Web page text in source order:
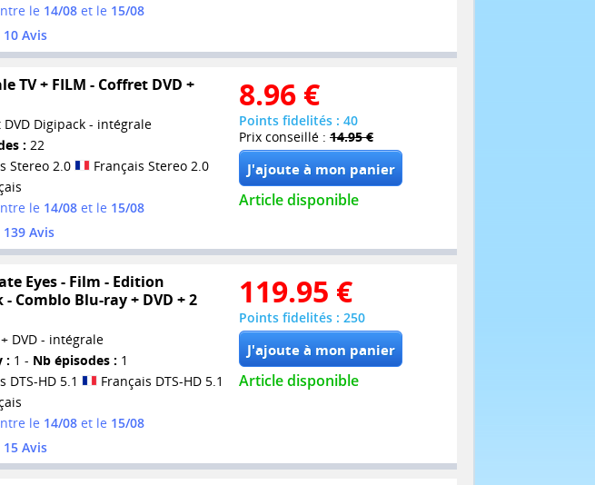
le 14/08et le 15/08
10Avis
TV + FILM - Coffret DVD +
Digipack - intégrale
: 22
Stereo 2.0
Français Stereo 2.0
le 14/08et le 15/08
139Avis
8.96 €
Points fidelités : 40
Prix conseillé : 14.95 €
Article disponible
Eyes - Film - Edition
Comblo Blu-ray + DVD + 2
DVD - intégrale
: 1 - Nb épisodes : 1
DTS-HD 5.1
Français DTS-HD 5.1
le 14/08et le 15/08
15Avis
119.95 €
Points fidelités : 250
Article disponible